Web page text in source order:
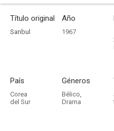
Título original
Sanbul
Año
1967
País
Corea
del Sur
Géneros
Bélico,
Drama